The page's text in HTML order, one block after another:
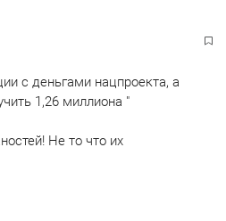
с деньгами нацпроекта, а
1,26 миллиона "
Не то что их